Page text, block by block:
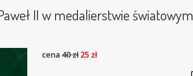
II w medalierstwie światowym
cena 40 zł 25 zł